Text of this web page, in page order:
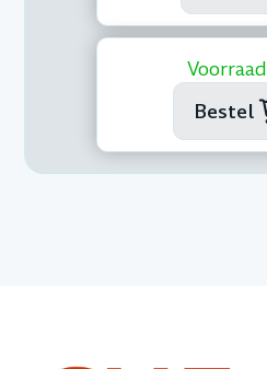
Voorraad
Bestel